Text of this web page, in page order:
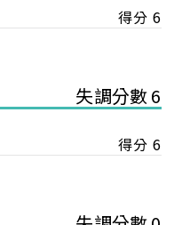
得分 6
失調分數 6
得分 6